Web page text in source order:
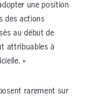
une position
des actions
au début de
attribuables à
»
rarement sur